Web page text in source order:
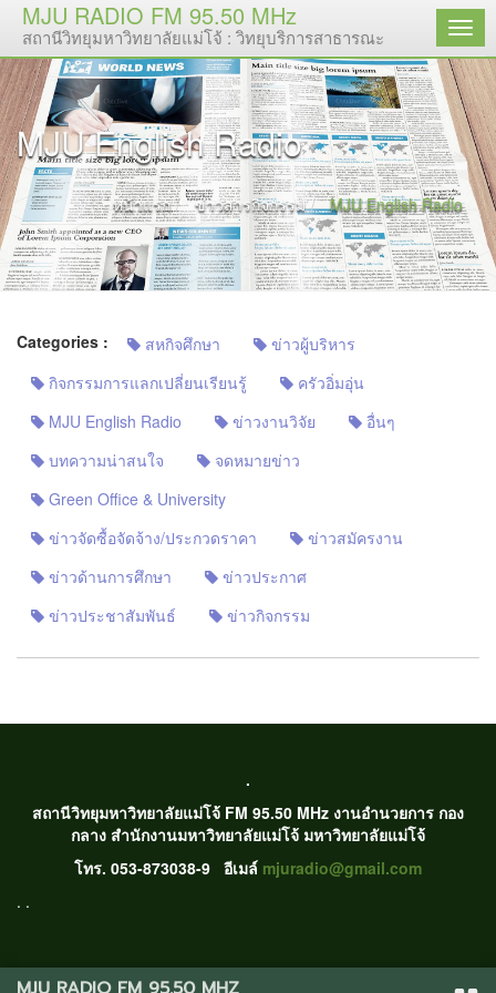
MJU RADIO FM 95.50 MHz
สถานีวิทยุมหาวิทยาลัยแม่โจ้ : วิทยุบริการสาธารณะ เมนู
MJU English Radio
หน้าแรก ข่าวสารกิจกรรม MJU English Radio
Categories : สหกิจศึกษา
ข่าวผู้บริหาร
กิจกรรมการแลกเปลี่ยนเรียนรู้
ครัวอิ่มอุ่น
MJU English Radio
ข่าวงานวิจัย
อื่นๆ
บทความน่าสนใจ
จดหมายข่าว
Green Office & University
ข่าวจัดซื้อจัดจ้าง/ประกวดราคา
ข่าวสมัครงาน
ข่าวด้านการศึกษา
ข่าวประกาศ
ข่าวประชาสัมพันธ์
ข่าวกิจกรรม
.
สถานีวิทยุมหาวิทยาลัยแม่โจ้ FM 95.50 MHz งานอำนวยการ กอง
กลาง สำนักงานมหาวิทยาลัยแม่โจ้ มหาวิทยาลัยแม่โจ้
โทร. 053-873038-9 อีเมล์ mjuradio@gmail.com
. .